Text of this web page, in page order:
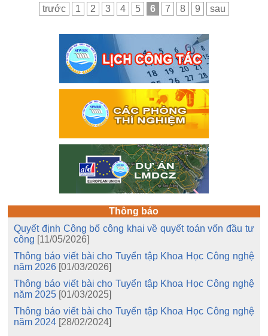
trước
1 2 3 4 5 6 7 8 9 sau
Thông báo
Quyết định Công bố công khai về quyết toán vốn đầu tư
công [11/05/2026]
Thông báo viết bài cho Tuyển tập Khoa Học Công nghệ
năm 2026 [01/03/2026]
Thông báo viết bài cho Tuyển tập Khoa Học Công nghệ
năm 2025 [01/03/2025]
Thông báo viết bài cho Tuyển tập Khoa Học Công nghệ
năm 2024 [28/02/2024]